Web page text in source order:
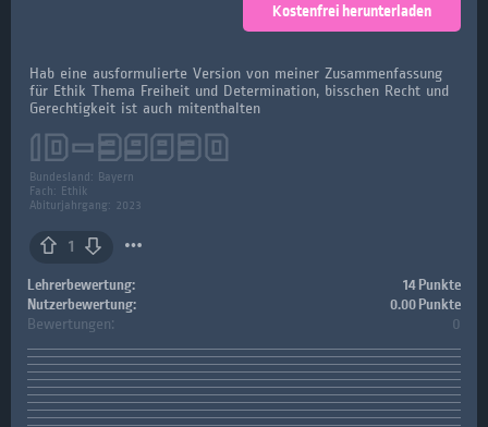
Kostenfrei herunterladen
Lehrerbewertung:
14 Punkte
Nutzerbewertung:
0.00 Punkte
Bewertungen: 0
Hab eine ausformulierte Version von meiner Zusammenfassung
für Ethik Thema Freiheit und Determination, bisschen Recht und
Gerechtigkeit ist auch mitenthalten
ID-39830
Bundesland: Bayern
Fach: Ethik
Abiturjahrgang: 2023
1